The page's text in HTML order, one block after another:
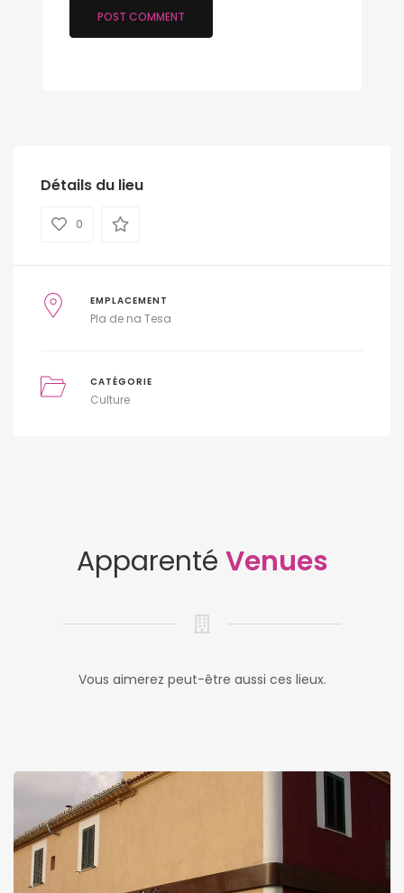
Détails du lieu
0
EMPLACEMENT
Pla de na Tesa
CATÉGORIE
Culture
Apparenté Venues
Vous aimerez peut-être aussi ces lieux.